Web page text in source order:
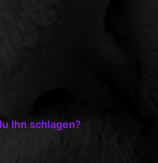
Ihn schlagen?